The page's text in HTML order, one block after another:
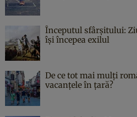
Începutul sfârşitului:
îşi începea exilul
De ce tot mai mulți
vacanțele în țară?